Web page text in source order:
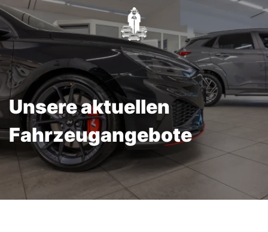
Unsere aktuellen
Fahrzeugangebote